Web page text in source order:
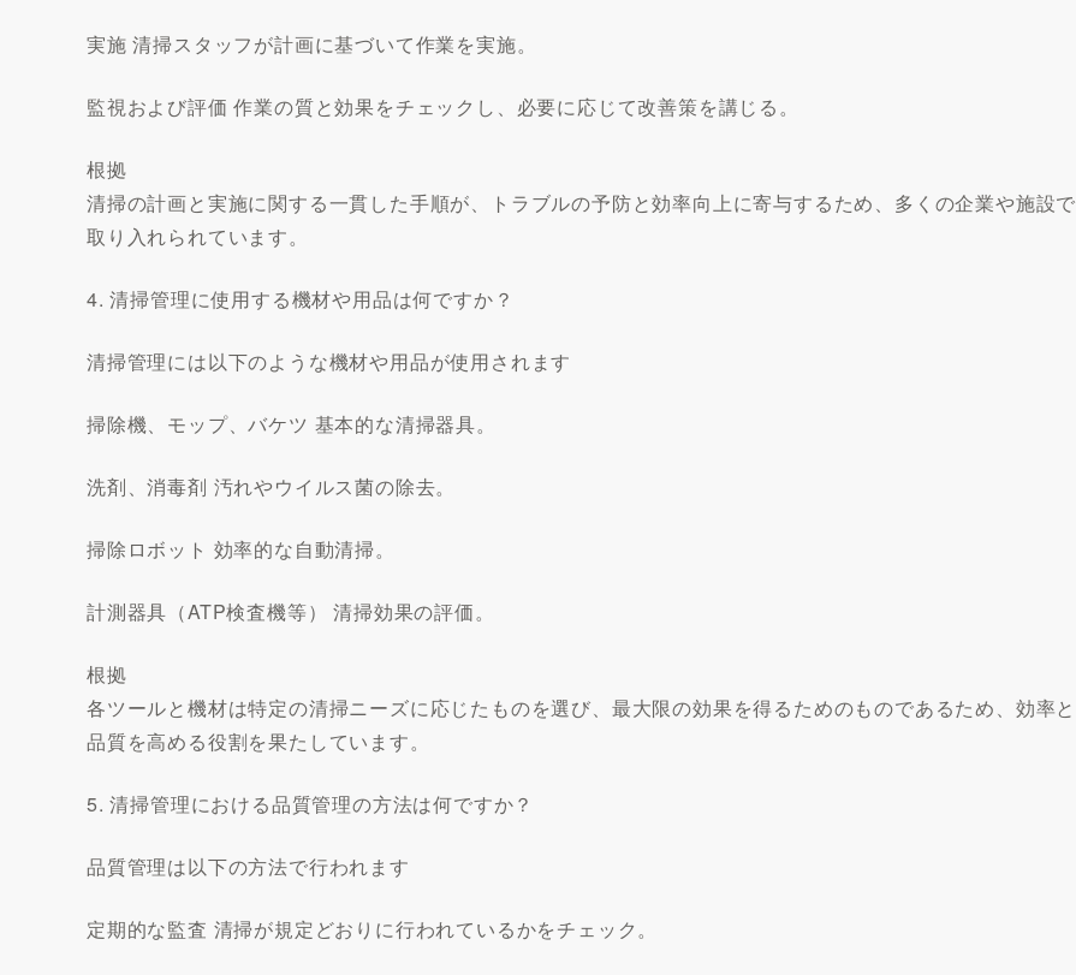
実施 清掃スタッフが計画に基づいて作業を実施。
監視および評価 作業の質と効果をチェックし、必要に応じて改善策を講じる。
根拠
清掃の計画と実施に関する一貫した手順が、トラブルの予防と効率向上に寄与するため、多くの企業や施設で
取り入れられています。
4. 清掃管理に使用する機材や用品は何ですか？
清掃管理には以下のような機材や用品が使用されます
掃除機、モップ、バケツ 基本的な清掃器具。
洗剤、消毒剤 汚れやウイルス菌の除去。
掃除ロボット 効率的な自動清掃。
計測器具（ATP検査機等） 清掃効果の評価。
根拠
各ツールと機材は特定の清掃ニーズに応じたものを選び、最大限の効果を得るためのものであるため、効率と
品質を高める役割を果たしています。
5. 清掃管理における品質管理の方法は何ですか？
品質管理は以下の方法で行われます
定期的な監査 清掃が規定どおりに行われているかをチェック。